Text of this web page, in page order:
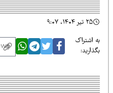
اشتراک